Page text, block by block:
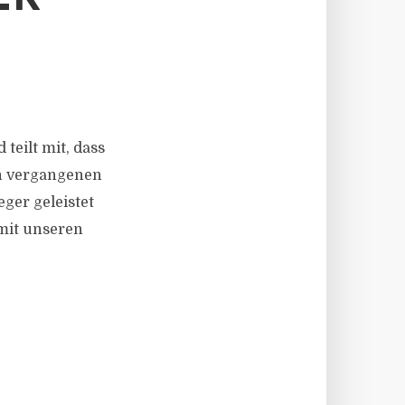
teilt mit, dass
vergangenen
geleistet
unseren